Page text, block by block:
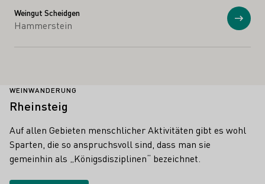
Weingut Scheidgen
Hammerstein
WEINWANDERUNG
Rheinsteig
Auf allen Gebieten menschlicher Aktivitäten gibt es wohl
Sparten, die so anspruchsvoll sind, dass man sie
gemeinhin als „Königsdisziplinen“ bezeichnet.